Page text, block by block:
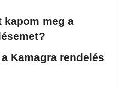
kapom meg a
Kamagra rendelés